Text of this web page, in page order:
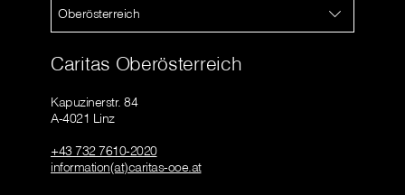
Oberösterreich
Caritas Oberösterreich
Kapuzinerstr. 84
A-4021 Linz
+43 732 7610-2020
information(at)caritas-ooe.at